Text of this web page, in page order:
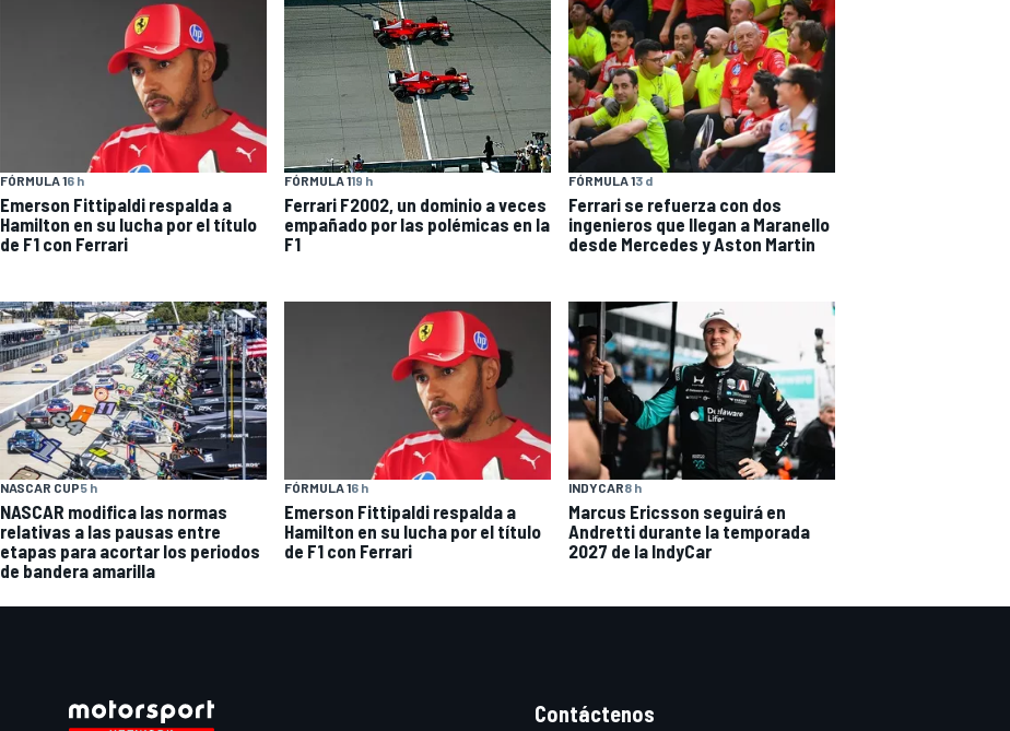
FÓRMULA 16 h
Emerson Fittipaldi respalda a
Hamilton en su lucha por el título
de F1 con Ferrari
FÓRMULA 119 h
Ferrari F2002, un dominio a veces
empañado por las polémicas en la
F1
FÓRMULA 13 d
Ferrari se refuerza con dos
ingenieros que llegan a Maranello
desde Mercedes y Aston Martin
NASCAR CUP5 h
NASCAR modifica las normas
relativas a las pausas entre
etapas para acortar los periodos
de bandera amarilla
FÓRMULA 16 h
Emerson Fittipaldi respalda a
Hamilton en su lucha por el título
de F1 con Ferrari
INDYCAR8 h
Marcus Ericsson seguirá en
Andretti durante la temporada
2027 de la IndyCar
Contáctenos